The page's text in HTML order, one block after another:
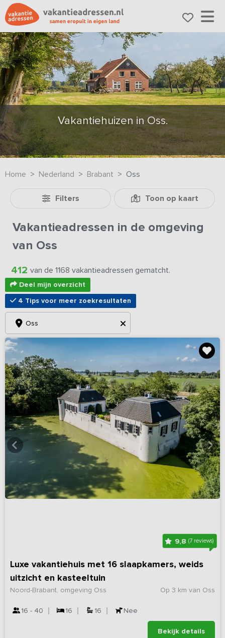
Vakantiehuizen in Oss.
Home Nederland Brabant Oss
Filters Toon op kaart
Vakantieadressen in de omgeving
van Oss
412 van de 1168 vakantieadressen gematcht.
Deel mijn overzicht
4 Tips voor meer zoekresultaten
Oss
9,8(7 reviews)
Luxe vakantiehuis met 16 slaapkamers, weids
uitzicht en kasteeltuin
Op 3 km van Oss
Noord-Brabant, omgeving Oss
16 - 40 16 16 Nee
Bekijk details